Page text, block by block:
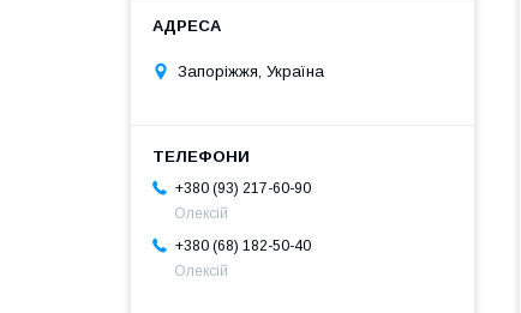
Запоріжжя, Україна
+380 (93) 217-60-90
Олексій
+380 (68) 182-50-40
Олексій